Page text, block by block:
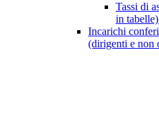
Tassi di
in tabelle)
Incarichi
(dirigenti e non